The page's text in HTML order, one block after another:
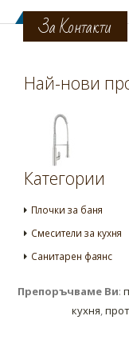
За Контакти
Най-нови
Категории
Плочки за баня
Смесители за кухня
Санитарен фаянс
Препоръчваме Ви:
кухня,